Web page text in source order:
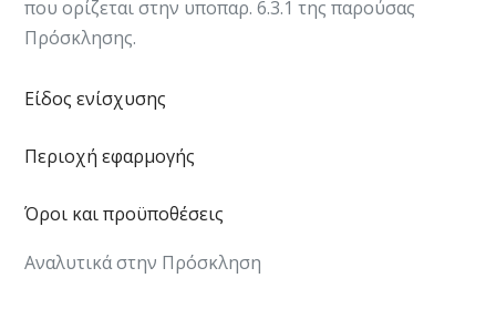
που ορίζεται στην υποπαρ. 6.3.1 της παρούσας
Πρόσκλησης.
Είδος ενίσχυσης
Περιοχή εφαρμογής
Όροι και προϋποθέσεις
Αναλυτικά στην Πρόσκληση​​​